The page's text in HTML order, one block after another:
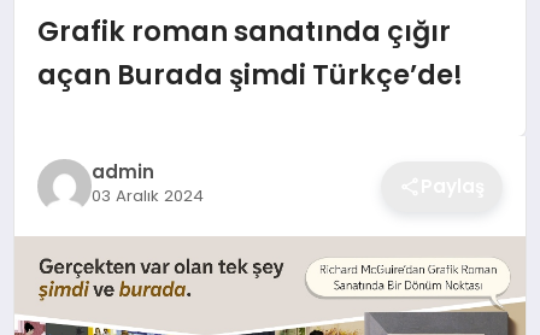
BESLENME
Grafik roman sanatında çığır
açan Burada şimdi Türkçe’de!
admin
03 Aralık 2024